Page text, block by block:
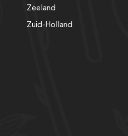
Zeeland
Zuid-Holland